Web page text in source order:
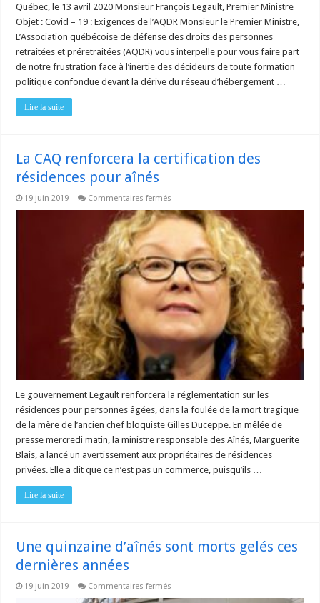
Québec, le 13 avril 2020 Monsieur François Legault, Premier Ministre
Objet : Covid – 19 : Exigences de l’AQDR Monsieur le Premier Ministre,
L’Association québécoise de défense des droits des personnes
retraitées et préretraitées (AQDR) vous interpelle pour vous faire part
de notre frustration face à l’inertie des décideurs de toute formation
politique confondue devant la dérive du réseau d’hébergement …
Lire la suite
La CAQ renforcera la certification des
résidences pour aînés
19 juin 2019 Commentaires fermés
CAQ
renforcera
certification
des
résidences
pour
aînés
Le gouvernement Legault renforcera la réglementation sur les
résidences pour personnes âgées, dans la foulée de la mort tragique
de la mère de l’ancien chef bloquiste Gilles Duceppe. En mêlée de
presse mercredi matin, la ministre responsable des Aînés, Marguerite
Blais, a lancé un avertissement aux propriétaires de résidences
privées. Elle a dit que ce n’est pas un commerce, puisqu’ils …
Lire la suite
Une quinzaine d’aînés sont morts gelés ces
dernières années
19 juin 2019 Commentaires fermés